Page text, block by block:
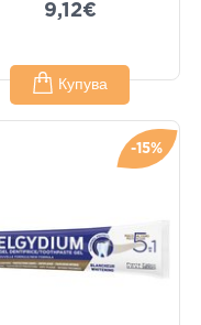
9,12€
Купува
-15%